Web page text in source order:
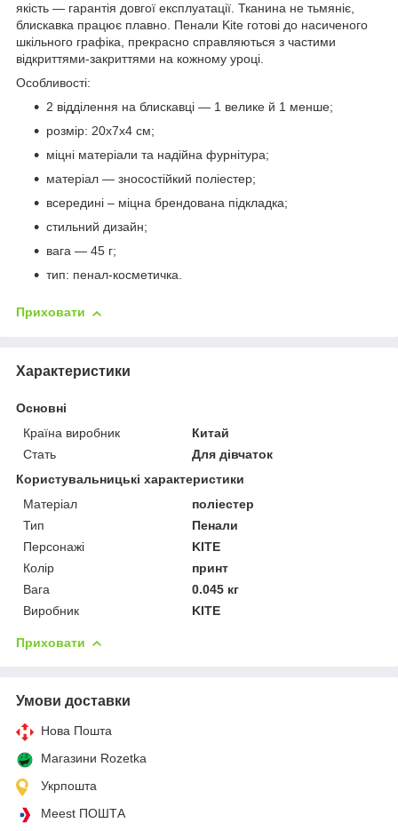
якість — гарантія довгої експлуатації. Тканина не тьмяніє,
блискавка працює плавно. Пенали Kite готові до насиченого
шкільного графіка, прекрасно справляються з частими
відкриттями-закриттями на кожному уроці.
Особливості:
2 відділення на блискавці — 1 велике й 1 менше;
розмір: 20х7х4 см;
міцні матеріали та надійна фурнітура;
матеріал — зносостійкий поліестер;
всередині – міцна брендована підкладка;
стильний дизайн;
вага — 45 г;
тип: пенал-косметичка.
Приховати
Характеристики
Основні
Країна виробник
Китай
Стать
Для дівчаток
Користувальницькі характеристики
Матеріал
поліестер
Тип
Пенали
Персонажі
KITE
Колір
принт
Вага
0.045 кг
Виробник
KITE
Приховати
Умови доставки
Нова Пошта
Магазини Rozetka
Укрпошта
Meest ПОШТА